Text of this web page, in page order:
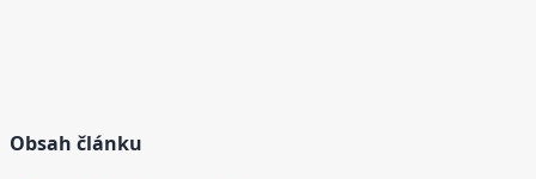
Obsah článku